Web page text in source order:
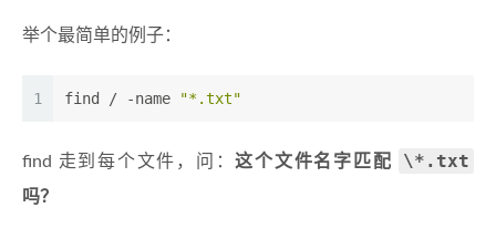
举个最简单的例子：
1 find / -name "*.txt"
find 走到每个文件，问：这个文件名字匹配 \*.txt
吗？